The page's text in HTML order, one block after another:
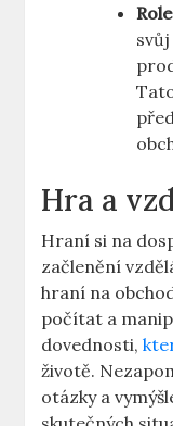
Hra a
Hraní si na
začlenění
hraní na
počítat a
dovednosti,
životě.
otázky a